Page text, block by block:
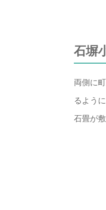
石塀
両側に
るよう
石畳が